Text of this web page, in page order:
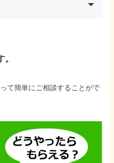
て簡単にご相談することがで